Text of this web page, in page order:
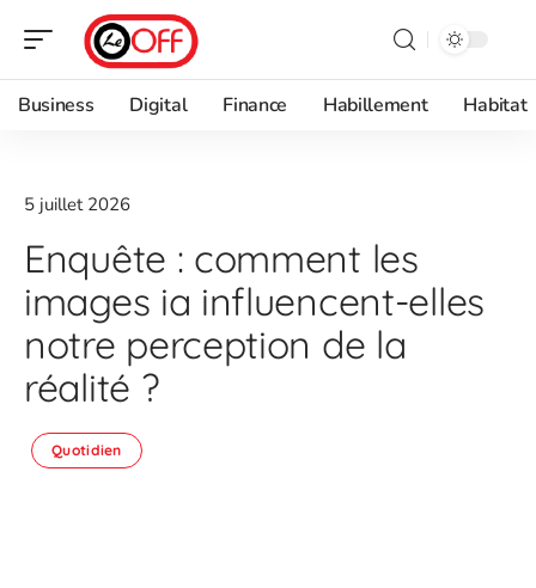
Business Digital Finance Habillement Habitat
5 juillet 2026
Enquête : comment les
images ia influencent-elles
notre perception de la
réalité ?
Quotidien